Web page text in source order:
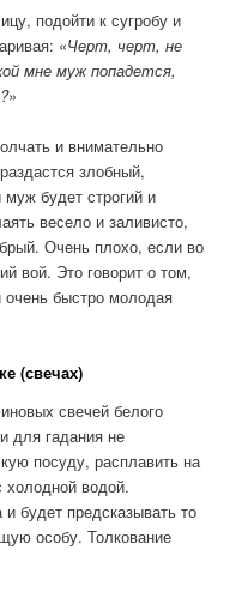
подойти к сугробу и
«Черт, черт, не
мне муж попадется,
»
и внимательно
злобный,
будет строгий и
весело и заливисто,
Очень плохо, если во
вой. Это говорит о том,
очень быстро молодая
(свечах)
свечей белого
для гадания не
посуду, расплавить на
холодной водой.
будет предсказывать то
особу. Толкование